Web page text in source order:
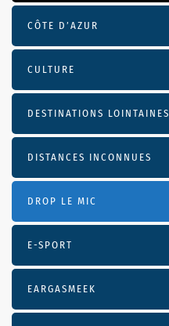
CÔTE D’AZUR
CULTURE
DESTINATIONS LOINTAINES
DISTANCES INCONNUES
DROP LE MIC
E-SPORT
EARGASMEEK